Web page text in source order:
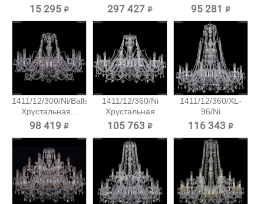
15 295 ₽
подвесная...
297 427 ₽
Хрустальная...
95 281 ₽
1411/12/300/Ni/Balls
Хрустальная...
98 419 ₽
1411/12/360/Ni
Хрустальная
подвесная...
105 763 ₽
1411/12/360/XL-
96/Ni
Хрустальная...
116 343 ₽